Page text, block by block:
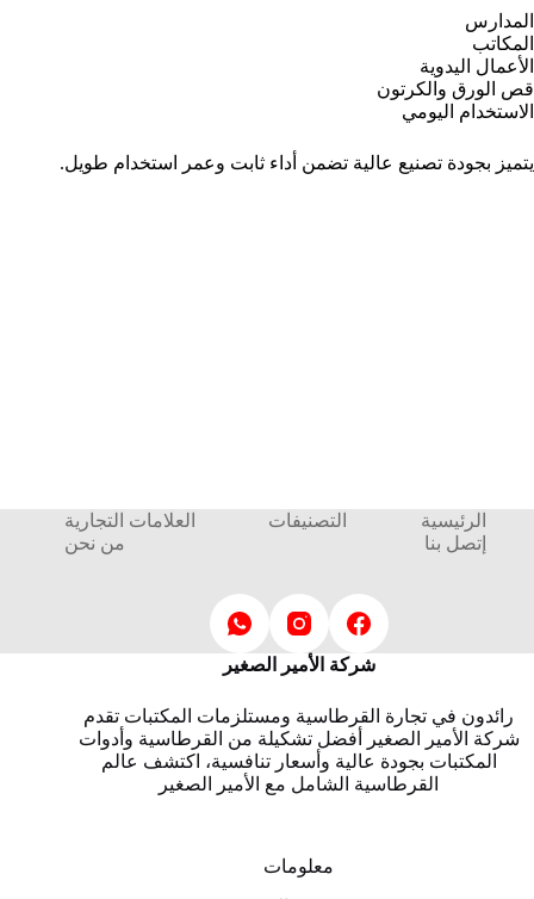
المدارس
المكاتب
الأعمال اليدوية
قص الورق والكرتون
الاستخدام اليومي
يتميز بجودة تصنيع عالية تضمن أداء ثابت وعمر استخدام طويل.
الرئيسية التصنيفات
العلامات التجارية
إتصل بنا
من نحن
شركة الأمير الصغير
رائدون في تجارة القرطاسية ومستلزمات المكتبات تقدم
شركة الأمير الصغير أفضل تشكيلة من القرطاسية وأدوات
المكتبات بجودة عالية وأسعار تنافسية، اكتشف عالم
القرطاسية الشامل مع الأمير الصغير
معلومات